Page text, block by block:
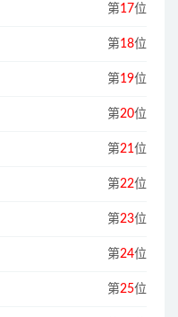
第17位
第18位
第19位
第20位
第21位
第22位
第23位
第24位
第25位